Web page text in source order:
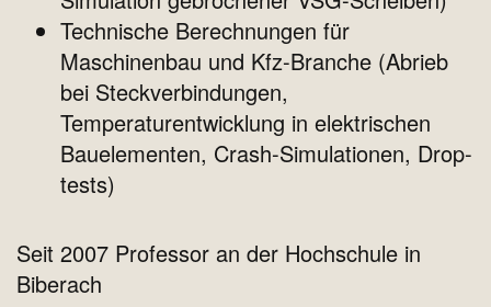
Technische Berechnungen für
Maschinenbau und Kfz-Branche (Abrieb
bei Steckverbindungen,
Temperaturentwicklung in elektrischen
Bauelementen, Crash-Simulationen, Drop-
tests)
Seit 2007 Professor an der Hochschule in
Biberach